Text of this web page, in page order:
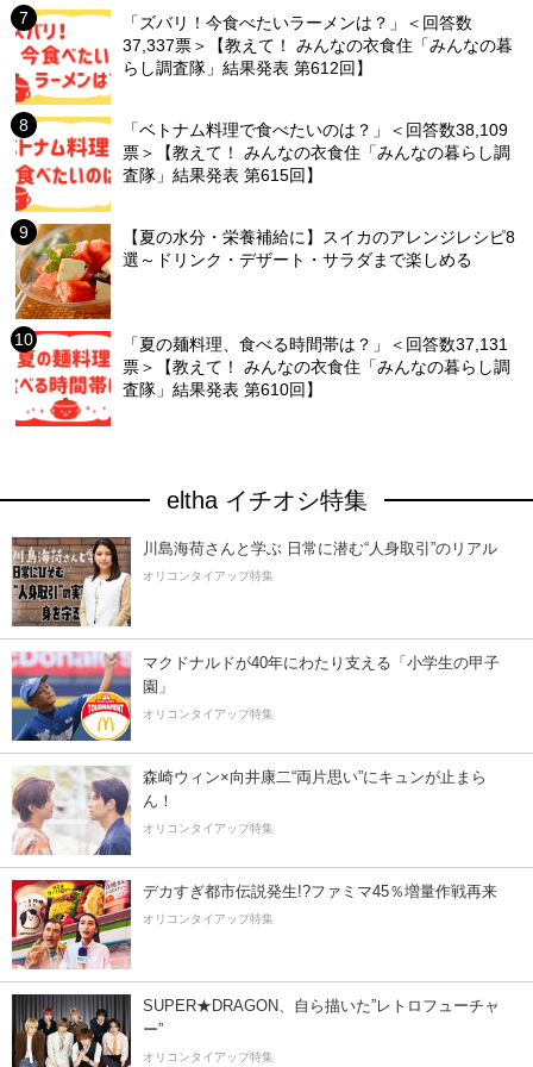
「ズバリ！今食べたいラーメンは？」＜回答数
37,337票＞【教えて！ みんなの衣食住「みんなの暮
らし調査隊」結果発表 第612回】
「ベトナム料理で食べたいのは？」＜回答数38,109
票＞【教えて！ みんなの衣食住「みんなの暮らし調
査隊」結果発表 第615回】
【夏の水分・栄養補給に】スイカのアレンジレシピ8
選～ドリンク・デザート・サラダまで楽しめる
「夏の麺料理、食べる時間帯は？」＜回答数37,131
票＞【教えて！ みんなの衣食住「みんなの暮らし調
査隊」結果発表 第610回】
eltha イチオシ特集
川島海荷さんと学ぶ 日常に潜む“人身取引”のリアル
オリコンタイアップ特集
マクドナルドが40年にわたり支える「小学生の甲子
園」
オリコンタイアップ特集
森崎ウィン×向井康二“両片思い”にキュンが止まら
ん！
オリコンタイアップ特集
デカすぎ都市伝説発生!?ファミマ45％増量作戦再来
オリコンタイアップ特集
SUPER★DRAGON、自ら描いた”レトロフューチャ
ー”
オリコンタイアップ特集